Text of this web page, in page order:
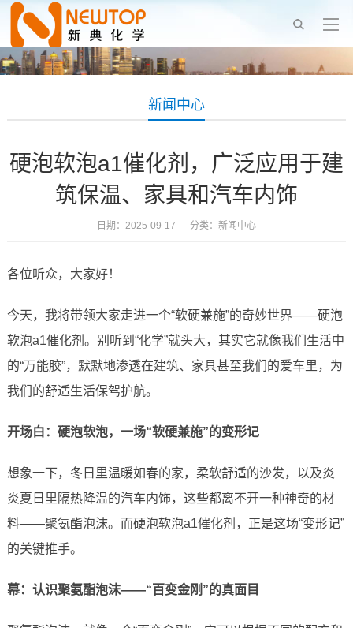
新闻中心
硬泡软泡a1催化剂，广泛应用于建
筑保温、家具和汽车内饰
日期：2025-09-17 分类： 新闻中心
各位听众，大家好！
今天，我将带领大家走进一个“软硬兼施”的奇妙世界——硬泡
软泡a1催化剂。别听到“化学”就头大，其实它就像我们生活中
的“万能胶”，默默地渗透在建筑、家具甚至我们的爱车里，为
我们的舒适生活保驾护航。
开场白：硬泡软泡，一场“软硬兼施”的变形记
想象一下，冬日里温暖如春的家，柔软舒适的沙发，以及炎
炎夏日里隔热降温的汽车内饰，这些都离不开一种神奇的材
料——聚氨酯泡沫。而硬泡软泡a1催化剂，正是这场“变形记”
的关键推手。
幕：认识聚氨酯泡沫——“百变金刚”的真面目